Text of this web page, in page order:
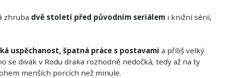
zhruba dvě století před původním seriálemi knižní sérií,
uspěchanost, špatná práce s postavami a příliš velký
se divák v Rodu draka rozhodně nedočká, tedy až na ty
menších porcích než minule.